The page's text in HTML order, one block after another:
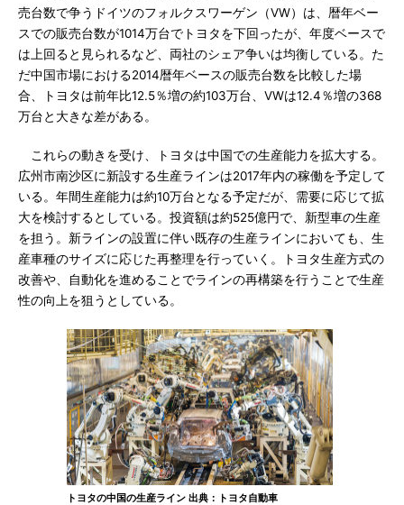
売台数で争うドイツのフォルクスワーゲン（VW）は、暦年ベー
スでの販売台数が1014万台でトヨタを下回ったが、年度ベースで
は上回ると見られるなど、両社のシェア争いは均衡している。た
だ中国市場における2014暦年ベースの販売台数を比較した場
合、トヨタは前年比12.5％増の約103万台、VWは12.4％増の368
万台と大きな差がある。
これらの動きを受け、トヨタは中国での生産能力を拡大する。
広州市南沙区に新設する生産ラインは2017年内の稼働を予定して
いる。年間生産能力は約10万台となる予定だが、需要に応じて拡
大を検討するとしている。投資額は約525億円で、新型車の生産
を担う。新ラインの設置に伴い既存の生産ラインにおいても、生
産車種のサイズに応じた再整理を行っていく。トヨタ生産方式の
改善や、自動化を進めることでラインの再構築を行うことで生産
性の向上を狙うとしている。
トヨタの中国の生産ライン 出典：トヨタ自動車